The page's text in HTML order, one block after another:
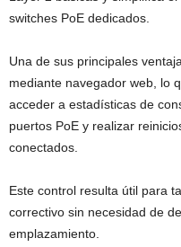
switches PoE dedicados.
Una de sus principales
mediante navegador web, lo
acceder a estadísticas de
puertos PoE y realizar
conectados.
Este control resulta útil para
correctivo sin necesidad de
emplazamiento.